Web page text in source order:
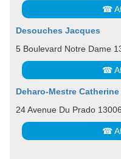
☎
Desouches Jacques
5 Boulevard Notre Dame
☎
Deharo-Mestre Catherine
24 Avenue Du Prado
☎